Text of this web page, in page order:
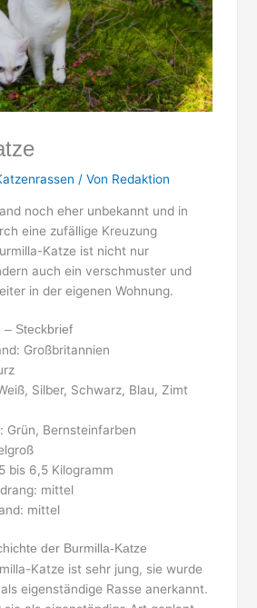
/ Von Redaktion
noch eher unbekannt und in
eine zufällige Kreuzung
Katze ist nicht nur
auch ein verschmuster und
in der eigenen Wohnung.
– Steckbrief
Großbritannien
Silber, Schwarz, Blau, Zimt
Grün, Bernsteinfarben
bis 6,5 Kilogramm
mittel
mittel
der Burmilla-Katze
Katze ist sehr jung, sie wurde
eigenständige Rasse anerkannt.